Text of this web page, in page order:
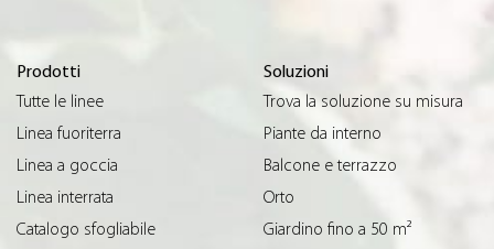
Prodotti
Tutte le linee
Linea fuoriterra
Linea a goccia
Linea interrata
Catalogo sfogliabile
Soluzioni
Trova la soluzione su misura
Piante da interno
Balcone e terrazzo
Orto
Giardino fino a 50 m²